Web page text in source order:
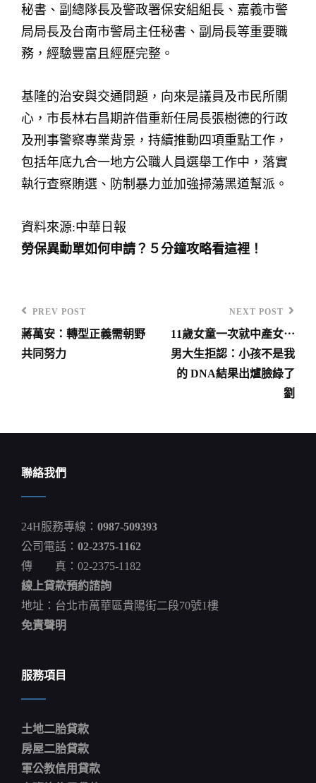
秘書、副總隊長及警政署保安組組長、嘉義市警
局局長及台南市警局主任秘書、副局長等重要職
務，經驗豐富且經歷完整。
基隆的治安與交通問題，向來是議員及市民所關
心，市長林右昌期許借重新任局長張樹德的行政
及刑事警察專業背景，持續推動四項重點工作，
包括年底九合一地方公職人員選舉工作中，落實
執行查察賄選、防制暴力並加強掃蕩黑道幫派。
資料來源:中華日報
勞保異動單如何申請？５分鐘攻略看這裡！
文
Previous
Post
PREV POST
蔣萬安：轉型正義需朝野
共同努力
Post
NEXT POST
11歲女童一次就中產女⋯
男大生拒認：小孩不是我
的 DNA結果出爐臉綠了
劉
聯絡我們
24H服務專線： 0987-509393
公司電話： 02-2375-1162
傳 真：02-2375-1182
線上貸款預約諮詢
地址：台北市萬華區貴陽街二段70號1樓
免責聲明
服務項目
土地二胎貸款
房屋二胎貸款
軍公教信用貸款